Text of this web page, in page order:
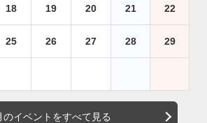
18 19 20 21 22
25 26 27 28 29
のイベントをすべて見る